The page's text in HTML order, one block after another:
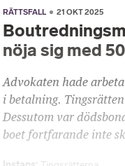
RÄTTSFALL 21 OKT 2025
nöja sig med
Advokaten hade
i betalning.
Dessutom var
boet fortfarande inte